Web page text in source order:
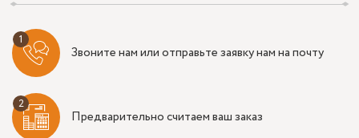
Звоните нам или отправьте заявку нам на почту
Предварительно считаем ваш заказ